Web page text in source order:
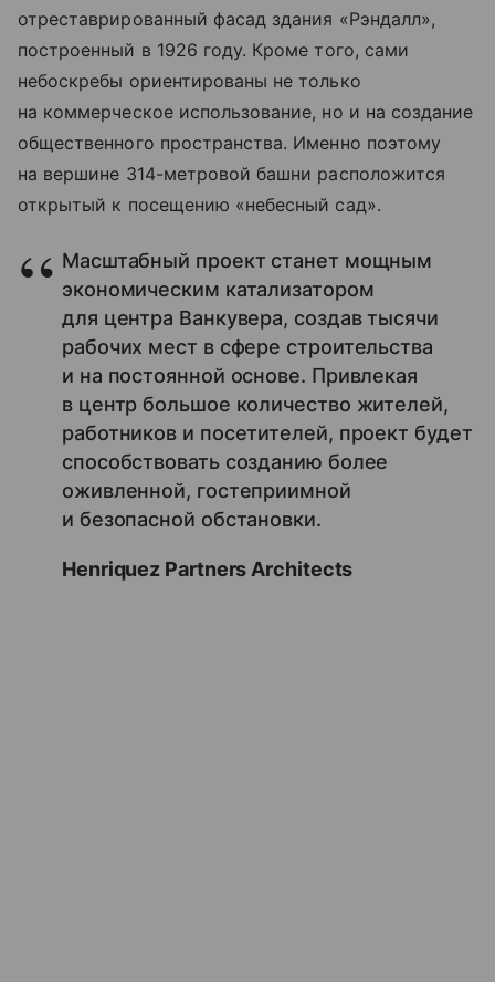
отреставрированный фасад здания «Рэндалл»,
построенный в 1926 году. Кроме того, сами
небоскребы ориентированы не только
на коммерческое использование, но и на создание
общественного пространства. Именно поэтому
на вершине 314-метровой башни расположится
открытый к посещению «небесный сад».
Масштабный проект станет мощным
экономическим катализатором
для центра Ванкувера, создав тысячи
рабочих мест в сфере строительства
и на постоянной основе. Привлекая
в центр большое количество жителей,
работников и посетителей, проект будет
способствовать созданию более
оживленной, гостеприимной
и безопасной обстановки.
Henriquez Partners Architects